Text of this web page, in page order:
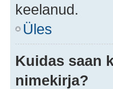
keelanud.
Üles
Kuidas saan
nimekirja?